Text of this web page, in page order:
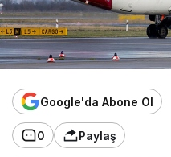
Google'da Abone Ol
0 Paylaş